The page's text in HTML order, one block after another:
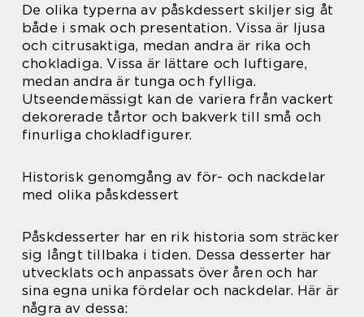
De olika typerna av påskdessert skiljer sig åt
både i smak och presentation. Vissa är ljusa
och citrusaktiga, medan andra är rika och
chokladiga. Vissa är lättare och luftigare,
medan andra är tunga och fylliga.
Utseendemässigt kan de variera från vackert
dekorerade tårtor och bakverk till små och
finurliga chokladfigurer.
Historisk genomgång av för- och nackdelar
med olika påskdessert
Påskdesserter har en rik historia som sträcker
sig långt tillbaka i tiden. Dessa desserter har
utvecklats och anpassats över åren och har
sina egna unika fördelar och nackdelar. Här är
några av dessa: